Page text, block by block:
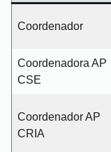
Coordenador
Coordenadora AP
CSE
Coordenador AP
CRIA